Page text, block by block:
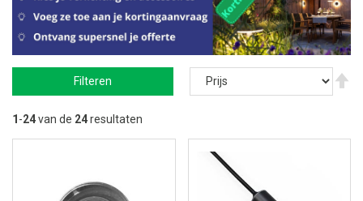
Filteren
1 -24van de 24resultaten